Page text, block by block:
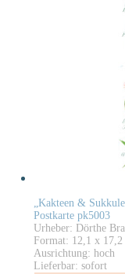
„Kakteen &
Postkarte pk5003
Urheber: Dörthe
Format: 12,1 x 17,2
Ausrichtung: hoch
Lieferbar: sofort